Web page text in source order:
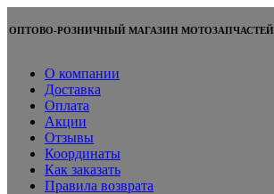
ОПТОВО-РОЗНИЧНЫЙ МАГАЗИН МОТОЗАПЧАСТЕЙ
О компании
Доставка
Оплата
Акции
Отзывы
Координаты
Как заказать
Правила возврата